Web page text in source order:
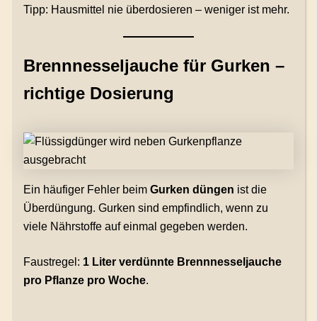
Tipp: Hausmittel nie überdosieren – weniger ist mehr.
Brennnesseljauche für Gurken –
richtige Dosierung
Ein häufiger Fehler beim Gurken düngen ist die
Überdüngung. Gurken sind empfindlich, wenn zu
viele Nährstoffe auf einmal gegeben werden.
Faustregel: 1 Liter verdünnte Brennnesseljauche
pro Pflanze pro Woche.